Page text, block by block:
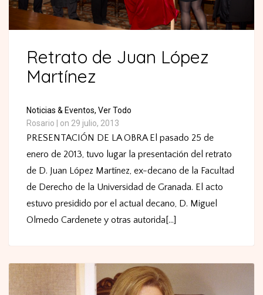
Retrato de Juan López
Martínez
Noticias & Eventos, Ver Todo
Rosario | on 29 julio, 2013
PRESENTACIÓN DE LA OBRA El pasado 25 de
enero de 2013, tuvo lugar la presentación del retrato
de D. Juan López Martínez, ex-decano de la Facultad
de Derecho de la Universidad de Granada. El acto
estuvo presidido por el actual decano, D. Miguel
Olmedo Cardenete y otras autorida[...]